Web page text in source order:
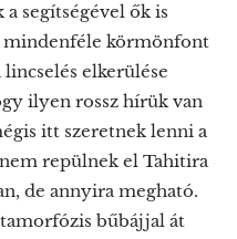
a segítségével ők is
mindenféle körmönfont
elkerülése
ilyen rossz hírük van
itt szeretnek lenni a
repülnek el Tahitira
de annyira megható.
bűbájjal át